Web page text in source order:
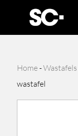
Home-Wastafels
wastafel